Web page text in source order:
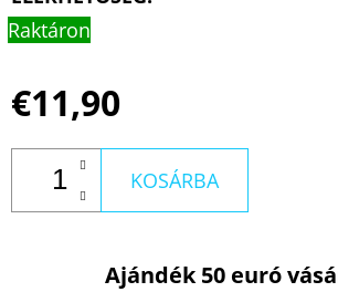
Raktáron
€11,90
KOSÁRBA
Ajándék 50 euró